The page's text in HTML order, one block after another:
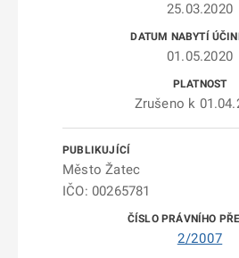
25.03.2020
01.05.2020
Zrušeno k
Město Žatec
IČO: 00265781
2/2007